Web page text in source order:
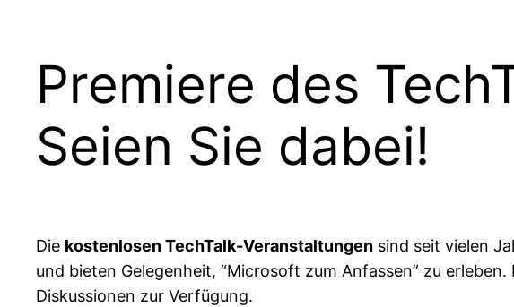
Premiere des
Seien Sie dabei!
Die kostenlosen TechTalk-Veranstaltungen sind seit vielen
und bieten Gelegenheit, “Microsoft zum Anfassen” zu
Diskussionen zur Verfügung.